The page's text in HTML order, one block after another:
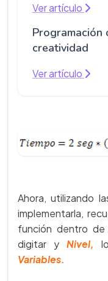
Ver artículo
Programación
creatividad
Ver artículo
Ahora, utilizando
implementarla,
función dentro
digitar yNivel,
Variables.